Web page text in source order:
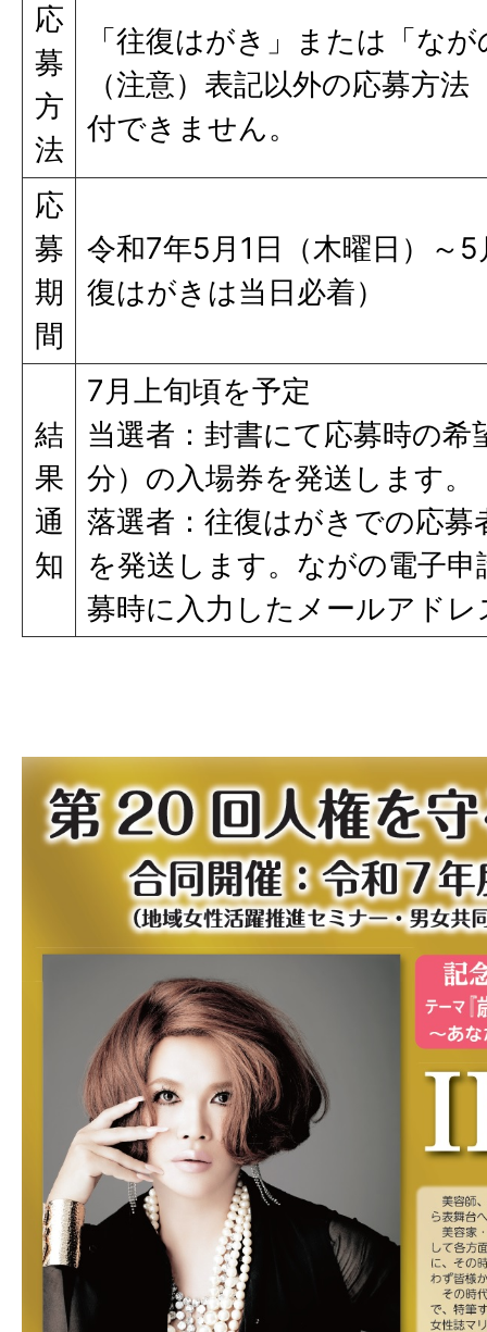
応
募
方
法
「往復はがき」または「な
（注意）表記以外の応募方
付できません。
応
募
期
間
令和7年5月1日（木曜日）～
復はがきは当日必着）
結
果
通
知
7月上旬頃を予定
当選者：封書にて応募時の希
分）の入場券を発送します。
落選者：往復はがきでの応
を発送します。ながの電子
募時に入力したメールアド